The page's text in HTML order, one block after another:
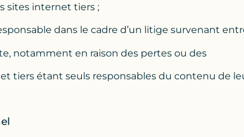
sites internet tiers ;
dans le cadre d’un litige survenant
notamment en raison des pertes ou des
tiers étant seuls responsables du contenu de